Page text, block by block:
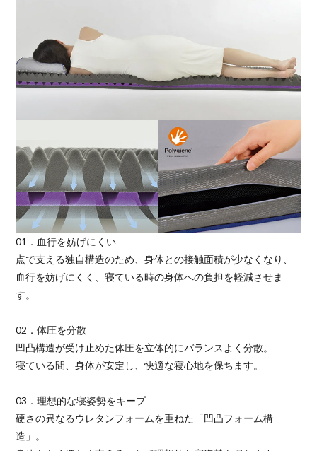
01．血行を妨げにくい
点で支える独自構造のため、身体との接触面積が少なくなり、
血行を妨げにくく、寝ている時の身体への負担を軽減させま
す。
02．体圧を分散
凹凸構造が受け止めた体圧を立体的にバランスよく分散。
寝ている間、身体が安定し、快適な寝心地を保ちます。
03．理想的な寝姿勢をキープ
硬さの異なるウレタンフォームを重ねた「凹凸フォーム構
造」。